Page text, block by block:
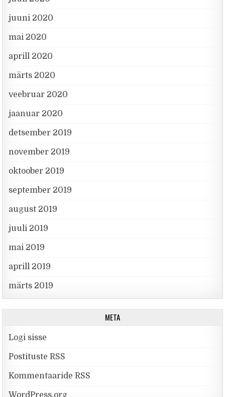
juuni 2020
mai 2020
aprill 2020
märts 2020
veebruar 2020
jaanuar 2020
detsember 2019
november 2019
oktoober 2019
september 2019
august 2019
juuli 2019
mai 2019
aprill 2019
märts 2019
META
Logi sisse
Postituste RSS
Kommentaaride RSS
WordPress.org